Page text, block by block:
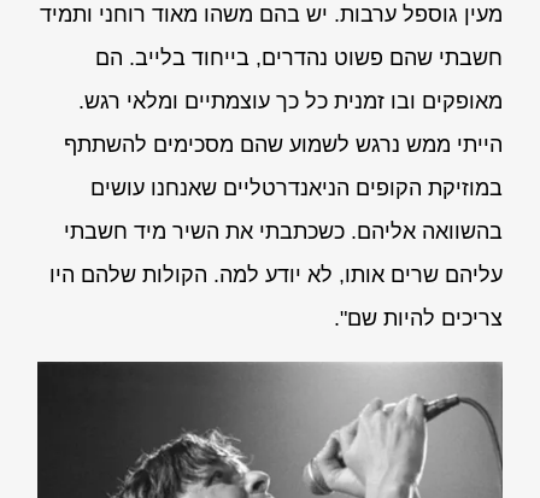
מעין גוספל ערבות. יש בהם משהו מאוד רוחני ותמיד
חשבתי שהם פשוט נהדרים, בייחוד בלייב. הם
מאופקים ובו זמנית כל כך עוצמתיים ומלאי רגש.
הייתי ממש נרגש לשמוע שהם מסכימים להשתתף
במוזיקת הקופים הניאנדרטליים שאנחנו עושים
בהשוואה אליהם. כשכתבתי את השיר מיד חשבתי
עליהם שרים אותו, לא יודע למה. הקולות שלהם היו
צריכים להיות שם".